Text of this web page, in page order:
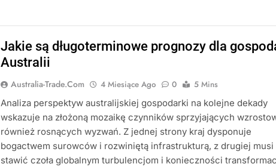
Jakie są długoterminowe prognozy dla
Australii
Australia-Trade.com 4 Miesiące Ago 0
5 Mins
Analiza perspektyw australijskiej gospodarki na kolejne dekady
wskazuje na złożoną mozaikę czynników sprzyjających
również rosnących wyzwań. Z jednej strony kraj dysponuje
bogactwem surowców i rozwiniętą infrastrukturą, z drugiej musi
stawić czoła globalnym turbulencjom i konieczności